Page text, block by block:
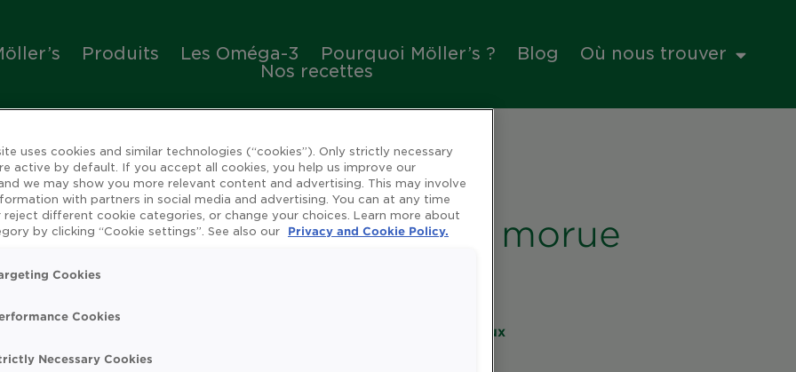
Produits Les Oméga-3 Pourquoi Möller’s ? Blog
Où nous trouver
Nos recettes
de l'huile de foie de morue
Vitamines et minéraux
uses cookies and similar technologies (“cookies”). Only strictly necessary
active by default. If you accept all cookies, you help us improve our
we may show you more relevant content and advertising. This may involve
with partners in social media and advertising. You can at any time
reject different cookie categories, or change your choices. Learn more about
by clicking “Cookie settings”. See also our
Privacy and Cookie Policy.
Cookies
Cookies
Necessary Cookies